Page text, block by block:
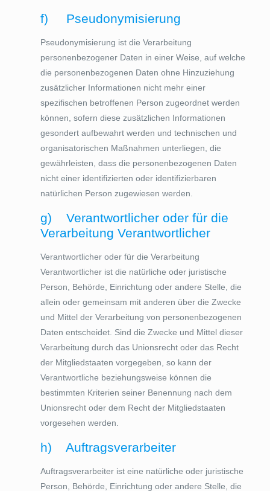
f) Pseudonymisierung
Pseudonymisierung ist die Verarbeitung
personenbezogener Daten in einer Weise, auf welche
die personenbezogenen Daten ohne Hinzuziehung
zusätzlicher Informationen nicht mehr einer
spezifischen betroffenen Person zugeordnet werden
können, sofern diese zusätzlichen Informationen
gesondert aufbewahrt werden und technischen und
organisatorischen Maßnahmen unterliegen, die
gewährleisten, dass die personenbezogenen Daten
nicht einer identifizierten oder identifizierbaren
natürlichen Person zugewiesen werden.
g) Verantwortlicher oder für die
Verarbeitung Verantwortlicher
Verantwortlicher oder für die Verarbeitung
Verantwortlicher ist die natürliche oder juristische
Person, Behörde, Einrichtung oder andere Stelle, die
allein oder gemeinsam mit anderen über die Zwecke
und Mittel der Verarbeitung von personenbezogenen
Daten entscheidet. Sind die Zwecke und Mittel dieser
Verarbeitung durch das Unionsrecht oder das Recht
der Mitgliedstaaten vorgegeben, so kann der
Verantwortliche beziehungsweise können die
bestimmten Kriterien seiner Benennung nach dem
Unionsrecht oder dem Recht der Mitgliedstaaten
vorgesehen werden.
h) Auftragsverarbeiter
Auftragsverarbeiter ist eine natürliche oder juristische
Person, Behörde, Einrichtung oder andere Stelle, die